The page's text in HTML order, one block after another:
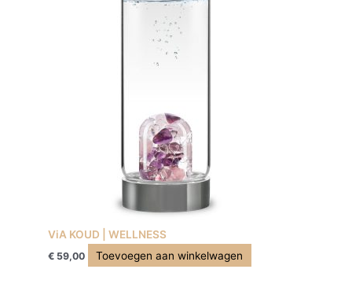
ViA KOUD | WELLNESS
€ 59,00 Toevoegen aan winkelwagen